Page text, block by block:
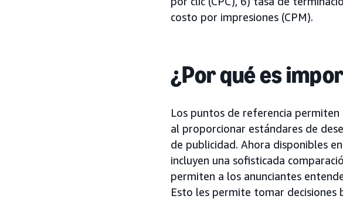
costo por impresiones (CPM).
¿Por qué es
Los puntos de referencia permiten
al proporcionar estándares de
de publicidad. Ahora disponibles
incluyen una sofisticada
permiten a los anunciantes
Esto les permite tomar decisiones